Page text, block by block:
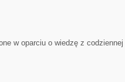
w oparciu o wiedzę z codziennej